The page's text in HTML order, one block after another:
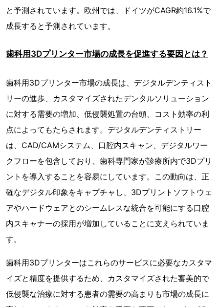
と予測されています。欧州では、ドイツがCAGR約16.1%で
成長すると予測されています。
歯科用3Dプリンター市場の成長を促進する要因とは？
歯科用3Dプリンター市場の成長は、デジタルデンティスト
リーの進歩、カスタマイズされたデンタルソリューション
に対する需要の増加、低侵襲処置の台頭、コスト効率の利
点によってもたらされます。デジタルデンティストリー
は、CAD/CAMシステム、口腔内スキャン、デジタルワー
クフローを包含しており、歯科専門家が診療所内で3Dプリ
ントを導入することを容易にしています。この動向は、正
確なデジタル印象をキャプチャし、3Dプリントソフトウェ
アやハードウェアとのシームレスな統合を可能にする口腔
内スキャナーの採用が増加していることに支えられていま
す。
歯科用3Dプリンターはこれらのサービスに必要なカスタマ
イズと精度を提供するため、カスタマイズされた審美的で
低侵襲な治療に対する患者の需要の高まりも市場の成長に